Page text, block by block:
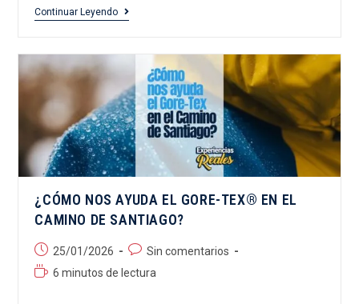
Continuar Leyendo
¿CÓMO NOS AYUDA EL GORE-TEX® EN EL
CAMINO DE SANTIAGO?
25/01/2026
Sin comentarios
6 minutos de lectura